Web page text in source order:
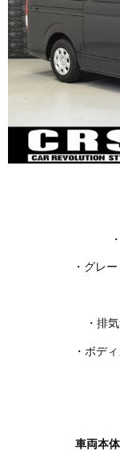
・グレ
・排
・ボデ
車両本